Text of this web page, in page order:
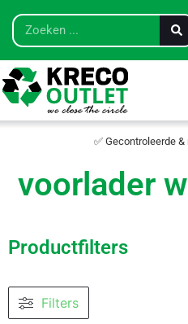
✅ Gecontroleerde
voorlader
Productfilters
Filters